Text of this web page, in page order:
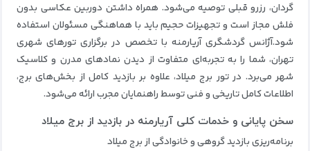
گردان، رزرو قبلی توصیه می‌شود. همراه داشتن دوربین عکاسی بدون
فلش مجاز است و تجهیزات حجیم باید با هماهنگی مسئولان استفاده
شود.آژانس گردشگری آریارمنه با تخصص در برگزاری تورهای شهری
تهران، شما را به تجربه‌ای متفاوت از دیدن نمادهای مدرن و کلاسیک
شهر می‌برد. در تور برج میلاد، علاوه بر بازدید کامل از بخش‌های برج،
اطلاعات کامل تاریخی و فنی توسط راهنمایان مجرب ارائه می‌شود.
سخن پایانی و خدمات کلی آریارمنه در بازدید از برج میلاد
برنامه‌ریزی بازدید گروهی و خانوادگی از برج میلاد